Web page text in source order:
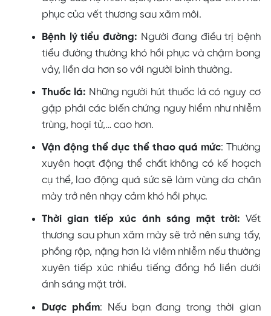
phục của vết thương sau xăm môi.
Bệnh lý tiểu đường: Người đang điều trị bệnh
tiểu đường thường khó hồi phục và chậm bong
vảy, liền da hơn so với người bình thường.
Thuốc lá: Những người hút thuốc lá có nguy cơ
gặp phải các biến chứng nguy hiểm như nhiễm
trùng, hoại tử,… cao hơn.
Vận động thể dục thể thao quá mức: Thường
xuyên hoạt động thể chất không có kế hoạch
cụ thể, lao động quá sức sẽ làm vùng da chân
mày trở nên nhạy cảm khó hồi phục.
Thời gian tiếp xúc ánh sáng mặt trời: Vết
thương sau phun xăm mày sẽ trở nên sưng tấy,
phồng rộp, nặng hơn là viêm nhiễm nếu thường
xuyên tiếp xúc nhiều tiếng đồng hồ liền dưới
ánh sáng mặt trời.
Dược phẩm: Nếu bạn đang trong thời gian